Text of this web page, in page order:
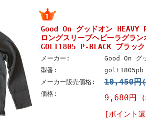
Good On グッドオン HEAVY
ロングスリーブヘビーラグラ
GOLT1805 P-BLACK ブラック
メーカー:
Good On グ
型番:
golt1805pb
メーカー販売価格:
10,450円
価格: 9,680円
(
[ポイント